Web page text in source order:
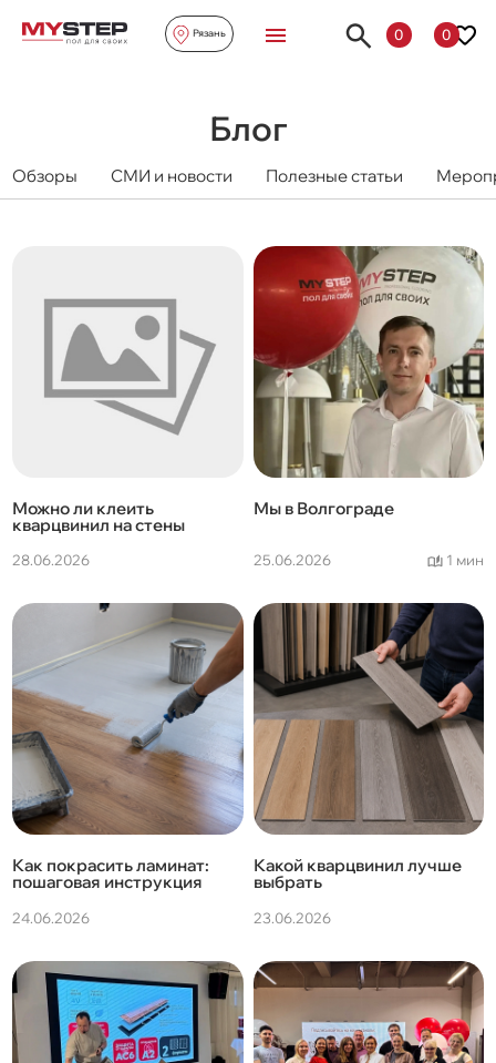
Рязань 0 0
Блог
Обзоры СМИ и новости Полезные статьи
Можно ли клеить
кварцвинил на стены
28.06.2026
Мы в Волгограде
25.06.2026 1 мин
Как покрасить ламинат:
пошаговая инструкция
24.06.2026
Какой кварцвинил лучше
выбрать
23.06.2026